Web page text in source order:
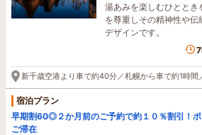
湯あみを楽しむひとと
を尊重しその精神性や
デザインです。
新千歳空港より車で約40分／札幌から車で約1時間
宿泊プラン
早期割60◎２か月前のご予約で約１０％割引！
ご滞在